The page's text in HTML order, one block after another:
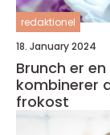
redaktionel
18. January 2024
Brunch er
kombinerer
frokost